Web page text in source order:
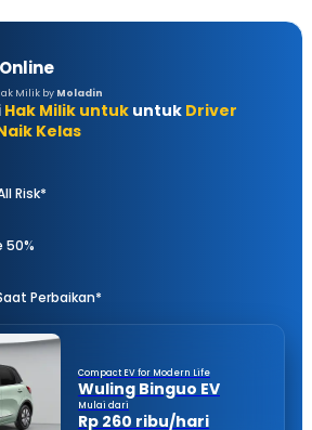
Milik by Moladin
Hak Milik untuk untuk Driver
Kelas
Risk*
50%
Perbaikan*
Compact EV for Modern Life
Wuling Binguo EV
Mulai dari
Rp 260 ribu/hari